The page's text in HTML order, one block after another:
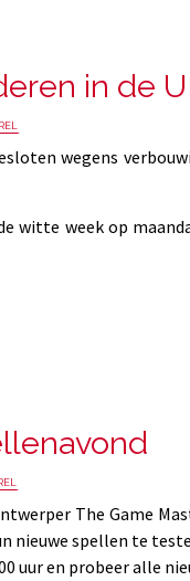
in de
wegens
witte week op
The Game
nieuwe spellen te
uur en probeer alle